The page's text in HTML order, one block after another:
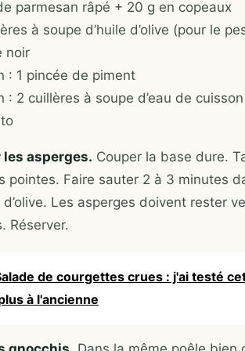
parmesan râpé + 20 g en copeaux
à soupe d’huile d’olive (pour le
noir
: 1 pincée de piment
: 2 cuillères à soupe d’eau de
les asperges. Couper la base dure.
pointes. Faire sauter 2 à 3 minutes
d’olive. Les asperges doivent rester
Réserver.
de courgettes crues : j'ai testé
à l'ancienne